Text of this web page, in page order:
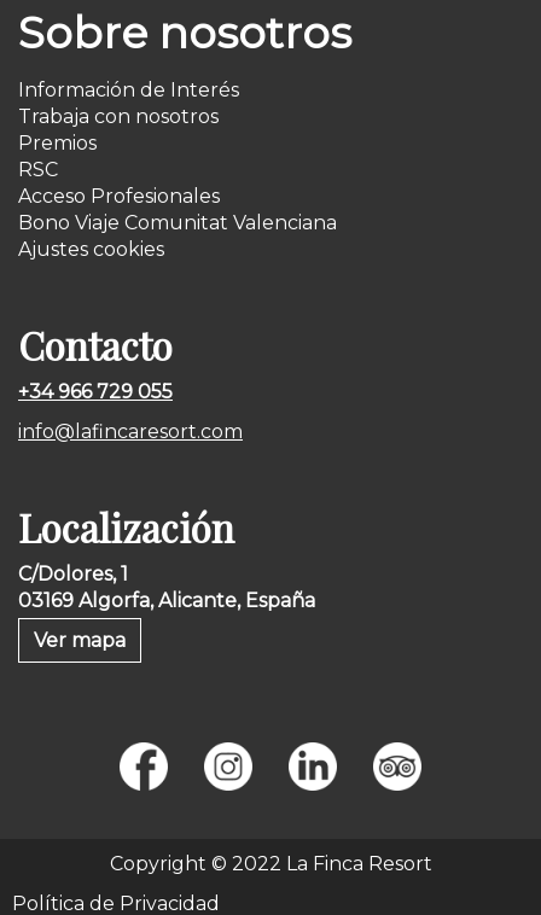
Sobre nosotros
Información de Interés
Trabaja con nosotros
Premios
RSC
Acceso Profesionales
Bono Viaje Comunitat Valenciana
Ajustes cookies
Contacto
+34 966 729 055
info@lafincaresort.com
Localización
C/Dolores, 1
03169 Algorfa, Alicante, España
Ver mapa
Copyright © 2022 La Finca Resort
Política de Privacidad